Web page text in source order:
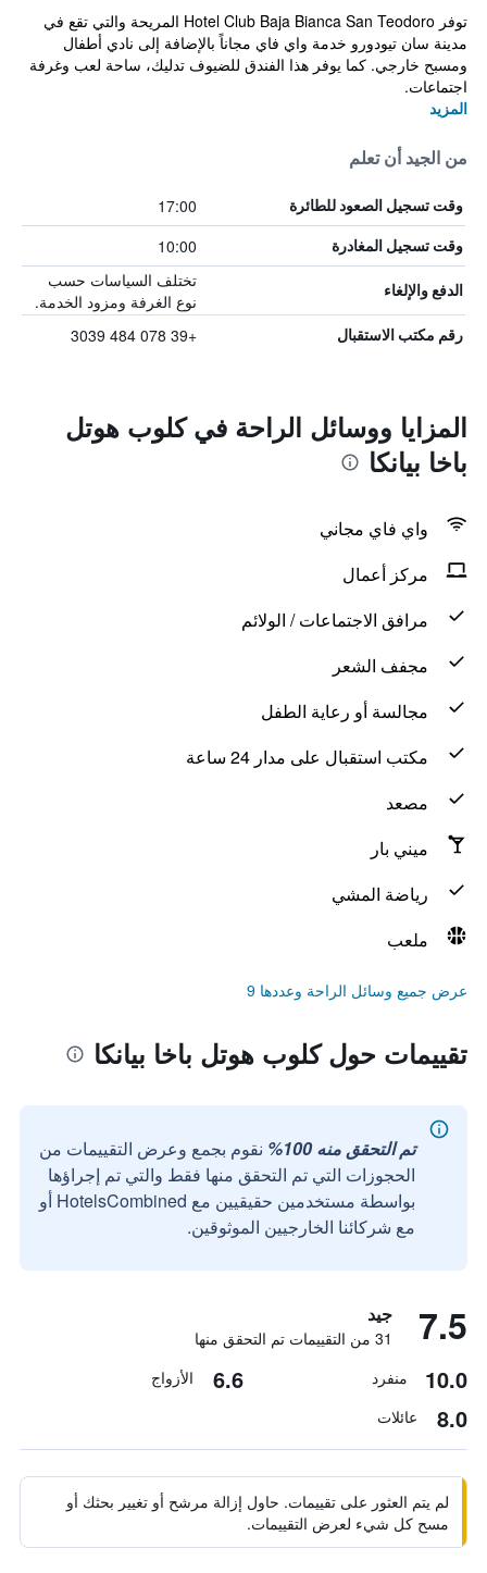
توفر Hotel Club Baja Bianca San Teodoro المريحة والتي تقع في
مدينة سان تيودورو خدمة واي فاي مجاناً بالإضافة إلى نادي أطفال
ومسبح خارجي. كما يوفر هذا الفندق للضيوف تدليك، ساحة لعب وغرفة
اجتماعات.
المزيد
من الجيد أن تعلم
وقت تسجيل الصعود للطائرة 17:00
وقت تسجيل المغادرة 10:00
الدفع والإلغاء
تختلف السياسات حسب
نوع الغرفة ومزود الخدمة.
رقم مكتب الاستقبال +39 078 484 3039
المزايا ووسائل الراحة في كلوب هوتل
باخا بيانكا
واي فاي مجاني
مركز أعمال
مرافق الاجتماعات / الولائم
مجفف الشعر
مجالسة أو رعاية الطفل
مكتب استقبال على مدار 24 ساعة
مصعد
ميني بار
رياضة المشي
ملعب
عرض جميع وسائل الراحة وعددها 9
تقييمات حول كلوب هوتل باخا بيانكا
تم التحقق منه 100%
نقوم بجمع وعرض التقييمات من
الحجوزات التي تم التحقق منها فقط والتي تم إجراؤها
بواسطة مستخدمين حقيقيين مع HotelsCombined أو
مع شركائنا الخارجيين الموثوقين.
7.5 جيد
31 من التقييمات تم التحقق منها
10.0 منفرد 6.6 الأزواج
8.0 عائلات
لم يتم العثور على تقييمات. حاول إزالة مرشح أو تغيير بحثك أو
مسح كل شيء لعرض التقييمات.